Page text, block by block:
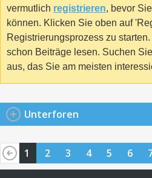
vermutlich registrieren, bevor
können. Klicken Sie oben auf
Registrierungsprozess zu
schon Beiträge lesen. Suchen
aus, das Sie am meisten
Unterforen
1 2 3 4 5 6